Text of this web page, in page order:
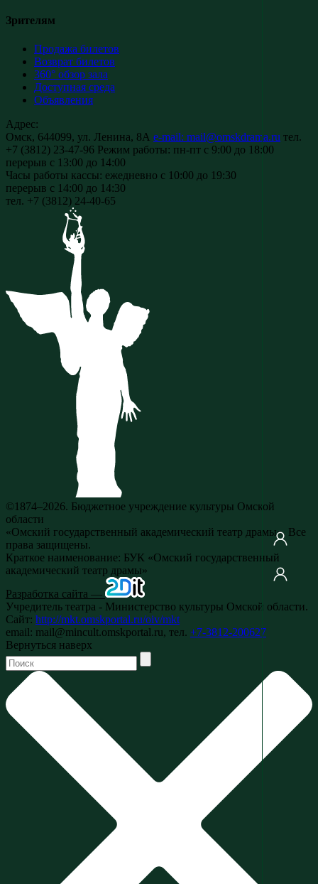
Зрителям
Продажа билетов
Возврат билетов
360° обзор зала
Доступная среда
Объявления
Адрес:
Омск, 644099, ул. Ленина, 8А e-mail: mail@omskdrama.ru тел.
+7 (3812) 23-47-96 Режим работы: пн-пт с 9:00 до 18:00
перерыв с 13:00 до 14:00
Часы работы кассы: ежедневно с 10:00 до 19:30
перерыв с 14:00 до 14:30
тел. +7 (3812) 24-40-65
©1874–2026. Бюджетное учреждение культуры Омской
области
«Омский государственный академический театр драмы». Все
права защищены.
Краткое наименование: БУК «Омский государственный
академический театр драмы»
Разработка сайта —
Учредитель театра - Министерство культуры Омской области.
Сайт: http://mkt.omskportal.ru/oiv/mkt
email: mail@mincult.omskportal.ru, тел. +7-3812-200627
Вернуться наверх